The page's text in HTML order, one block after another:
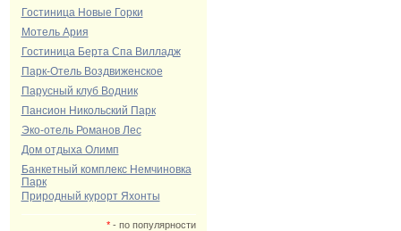
Гостиница Новые Горки
Мотель Ария
Гостиница Берта Спа Вилладж
Парк-Отель Воздвиженское
Парусный клуб Водник
Пансион Никольский Парк
Эко-отель Романов Лес
Дом отдыха Олимп
Банкетный комплекс Немчиновка
Парк
Природный курорт Яхонты
*- по популярности